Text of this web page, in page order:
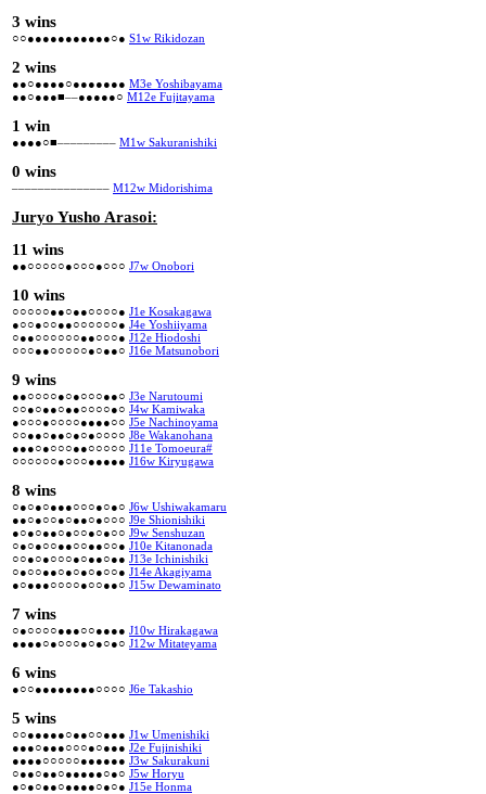
3 wins
○○●●●●●●●●●●●○● S1w Rikidozan
2 wins
●●○●●●●○●●●●●●● M3e Yoshibayama
●●○●●●■––●●●●●○ M12e Fujitayama
1 win
●●●●○■––––––––– M1w Sakuranishiki
0 wins
––––––––––––––– M12w Midorishima
Juryo Yusho Arasoi:
11 wins
●●○○○○○●○○○●○○○ J7w Onobori
10 wins
○○○○○●●○●●○○○○● J1e Kosakagawa
●○○●○○●●○○○○○○● J4e Yoshiiyama
○●●○○○○○○●●○○○● J12e Hiodoshi
○○○●●○○○○○●○●●○ J16e Matsunobori
9 wins
●●○○○○●○●○○○●●○ J3e Narutoumi
○○●○●●○●●○○○○●○ J4w Kamiwaka
●○○○●○○○○●●●●○○ J5e Nachinoyama
○○●●○●●○●○●○○○○ J8e Wakanohana
●●●○●○○○●●○○○○○ J11e Tomoeura#
○○○○○○●○○○●●●●● J16w Kiryugawa
8 wins
○●○●○●●●○○○●○●○ J6w Ushiwakamaru
●●○●○○●○●●○●○○○ J9e Shionishiki
●○●○●●○●○○●○●○○ J9w Senshuzan
○●○●○○●●○○●●○○● J10e Kitanonada
○○●○●○○○●○●●○●● J13e Ichinishiki
○●○○●●○●○●○●○○● J14e Akagiyama
●○●●●○○○○●○○●●○ J15w Dewaminato
7 wins
○●○○○○●●●○○●●●● J10w Hirakagawa
●●●●○●○○○●○●○●○ J12w Mitateyama
6 wins
●○○●●●●●●●●○○○○ J6e Takashio
5 wins
○○●●●●●○●●○○●●● J1w Umenishiki
●●●○●●●○○○●○●●● J2e Fujinishiki
●●●●○○○○○●●●●●● J3w Sakurakuni
○●●○●●○●●●●●○●○ J5w Horyu
●○●○●●○●●●●○●○● J15e Honma